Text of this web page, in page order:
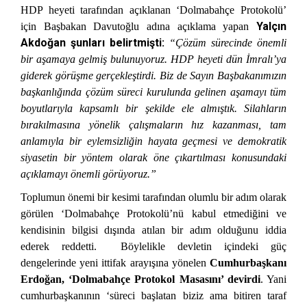
HDP heyeti tarafından açıklanan ‘Dolmabahçe Protokolü’
için Başbakan Davutoğlu adına açıklama yapan
Yalçın
Akdoğan şunları belirtmişti: “Çözüm sürecinde önemli
bir aşamaya gelmiş bulunuyoruz. HDP heyeti dün İmralı’ya
giderek görüşme gerçekleştirdi. Biz de Sayın Başbakanımızın
başkanlığında çözüm süreci kurulunda gelinen aşamayı tüm
boyutlarıyla kapsamlı bir şekilde ele almıştık. Silahların
bırakılmasına yönelik çalışmaların hız kazanması, tam
anlamıyla bir eylemsizliğin hayata geçmesi ve demokratik
siyasetin bir yöntem olarak öne çıkartılması konusundaki
açıklamayı önemli görüyoruz.”
Toplumun önemi bir kesimi tarafından olumlu bir adım olarak
görülen ‘Dolmabahçe Protokolü’nü kabul etmediğini ve
kendisinin bilgisi dışında atılan bir adım olduğunu iddia
ederek reddetti. Böylelikle devletin içindeki güç
dengelerinde yeni ittifak arayışına yönelen Cumhurbaşkanı
Erdoğan, ‘Dolmabahçe Protokol Masasını’ devirdi. Yani
cumhurbaşkanının ‘süreci başlatan biziz ama bitiren taraf